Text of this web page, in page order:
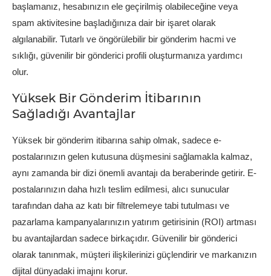
başlamanız, hesabınızın ele geçirilmiş olabileceğine veya
spam aktivitesine başladığınıza dair bir işaret olarak
algılanabilir. Tutarlı ve öngörülebilir bir gönderim hacmi ve
sıklığı, güvenilir bir gönderici profili oluşturmanıza yardımcı
olur.
Yüksek Bir Gönderim İtibarının
Sağladığı Avantajlar
Yüksek bir gönderim itibarına sahip olmak, sadece e-
postalarınızın gelen kutusuna düşmesini sağlamakla kalmaz,
aynı zamanda bir dizi önemli avantajı da beraberinde getirir. E-
postalarınızın daha hızlı teslim edilmesi, alıcı sunucular
tarafından daha az katı bir filtrelemeye tabi tutulması ve
pazarlama kampanyalarınızın yatırım getirisinin (ROI) artması
bu avantajlardan sadece birkaçıdır. Güvenilir bir gönderici
olarak tanınmak, müşteri ilişkilerinizi güçlendirir ve markanızın
dijital dünyadaki imajını korur.